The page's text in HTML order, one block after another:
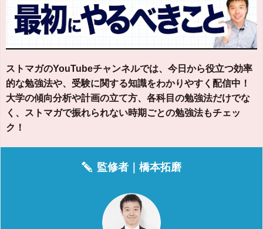
ストマガのYouTubeチャンネルでは、今日から役立つ効率
的な勉強法や、受験に関する知識をわかりやすく配信中！
大学の傾向分析や計画の立て方、各科目の勉強法だけでな
く、ストマガで振れられない時期ごとの勉強法もチェッ
ク！
監修者｜橋本拓磨